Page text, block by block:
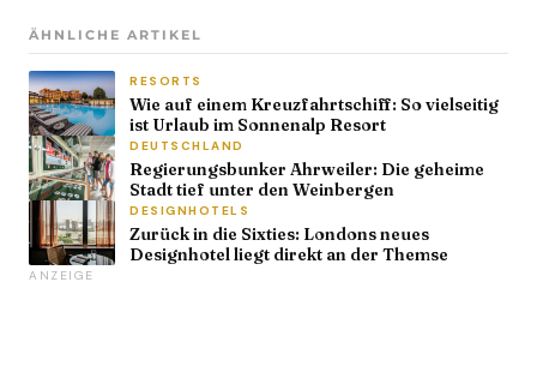
ÄHNLICHE ARTIKEL
RESORTS
Wie auf einem Kreuzfahrtschiff: So vielseitig
ist Urlaub im Sonnenalp Resort
DEUTSCHLAND
Regierungsbunker Ahrweiler: Die geheime
Stadt tief unter den Weinbergen
DESIGNHOTELS
Zurück in die Sixties: Londons neues
Designhotel liegt direkt an der Themse
ANZEIGE